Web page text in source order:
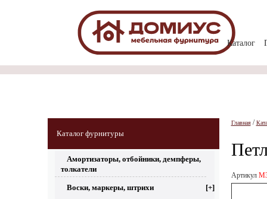
Каталог
Каталог фурнитуры
Амортизаторы, отбойники, демпферы,
толкатели
Воски, маркеры, штрихи [+]
Главная/
Артикул